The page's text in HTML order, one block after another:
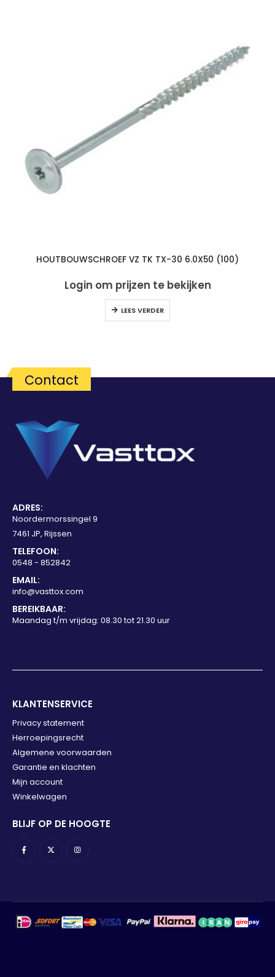
HOUTBOUWSCHROEF VZ TK TX-30 6.0X50 (100)
Login om prijzen te bekijken
LEES VERDER
Contact
ADRES:
Noordermorssingel 9
7461 JP, Rijssen
TELEFOON:
0548 - 852842
EMAIL:
info@vasttox.com
BEREIKBAAR:
Maandag t/m vrijdag: 08.30 tot 21.30 uur
KLANTENSERVICE
Privacy statement
Herroepingsrecht
Algemene voorwaarden
Garantie en klachten
Mijn account
Winkelwagen
BLIJF OP DE HOOGTE